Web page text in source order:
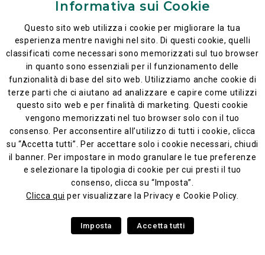
POKÉ POPOLARI
Avviso legale
Informativa generale sulla privacy
Informativa sui Cookie
Questo sito web utilizza i cookie per migliorare la tua
esperienza mentre navighi nel sito. Di questi cookie, quelli
classificati come necessari sono memorizzati sul tuo browser
in quanto sono essenziali per il funzionamento delle
funzionalità di base del sito web. Utilizziamo anche cookie di
terze parti che ci aiutano ad analizzare e capire come utilizzi
questo sito web e per finalità di marketing. Questi cookie
vengono memorizzati nel tuo browser solo con il tuo
consenso. Per acconsentire all’utilizzo di tutti i cookie, clicca
su “Accetta tutti”. Per accettare solo i cookie necessari, chiudi
il banner. Per impostare in modo granulare le tue preferenze
e selezionare la tipologia di cookie per cui presti il tuo
consenso, clicca su “Imposta”.
Clicca qui per visualizzare la Privacy e Cookie Policy.
Imposta Accetta tutti